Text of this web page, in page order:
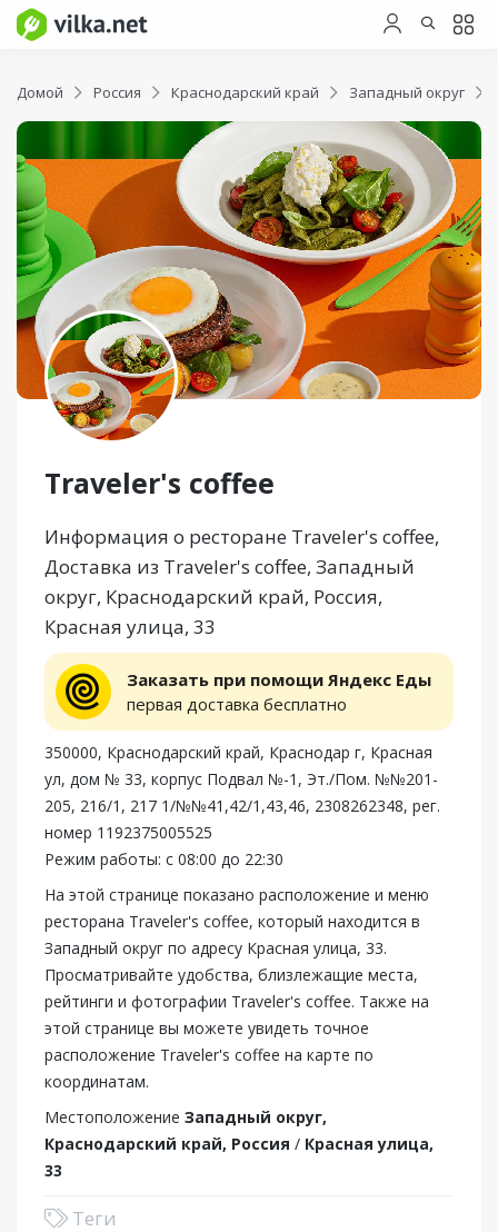
Домой Россия Краснодарский край Западный округ
Traveler's coffee
Информация о ресторане Traveler's coffee,
Доставка из Traveler's coffee, Западный
округ, Краснодарский край, Россия,
Красная улица, 33
Заказать при помощи Яндекс Еды
первая доставка бесплатно
350000, Краснодарский край, Краснодар г, Красная
ул, дом № 33, корпус Подвал №-1, Эт./Пом. №№201-
205, 216/1, 217 1/№№41,42/1,43,46, 2308262348, рег.
номер 1192375005525
Режим работы: с 08:00 до 22:30
На этой странице показано расположение и меню
ресторана Traveler's coffee, который находится в
Западный округ по адресу Красная улица, 33.
Просматривайте удобства, близлежащие места,
рейтинги и фотографии Traveler's coffee. Также на
этой странице вы можете увидеть точное
расположение Traveler's coffee на карте по
координатам.
Местоположение Западный округ,
Краснодарский край, Россия / Красная улица,
33
Теги